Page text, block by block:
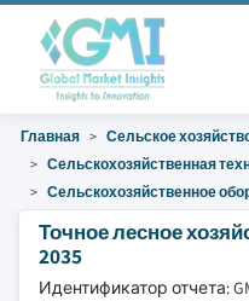
Главная
Сельское
Сельскохозяйственная
Сельскохозяйственное
Точное лесное
2035
Идентификатор отчета: